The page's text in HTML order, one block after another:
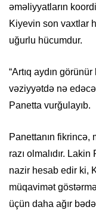
əməliyyatların
Kiyevin son vaxtlar
uğurlu hücumdur.
“Artıq aydın görünür
vəziyyətdə nə
Panetta vurğulayıb.
Panettanın
razı olmalıdır.
nazir hesab edir ki,
müqavimət
üçün daha ağır